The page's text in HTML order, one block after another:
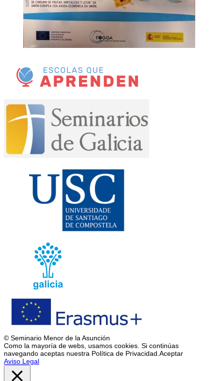
© Seminario Menor de la Asunción
Como la mayoría de webs, usamos cookies. Si continúas
navegando aceptas nuestra Política de Privacidad. Aceptar
Aviso Legal